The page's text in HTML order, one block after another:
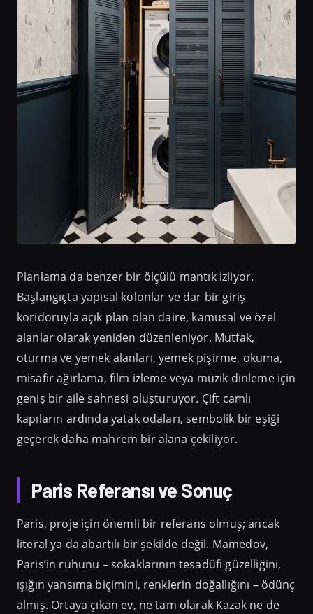
Planlama da benzer bir ölçülü mantık izliyor.
Başlangıçta yapısal kolonlar ve dar bir giriş
koridoruyla açık plan olan daire, kamusal ve özel
alanlar olarak yeniden düzenleniyor. Mutfak,
oturma ve yemek alanları, yemek pişirme, okuma,
misafir ağırlama, film izleme veya müzik dinleme için
geniş bir aile sahnesi oluşturuyor. Çift camlı
kapıların ardında yatak odaları, sembolik bir eşiği
geçerek daha mahrem bir alana çekiliyor.
Paris Referansı ve Sonuç
Paris, proje için önemli bir referans olmuş; ancak
literal ya da abartılı bir şekilde değil. Mamedov,
Paris’in ruhunu – sokaklarının tesadüfi güzelliğini,
ışığın yansıma biçimini, renklerin doğallığını – ödünç
almış. Ortaya çıkan ev, ne tam olarak Kazak ne de